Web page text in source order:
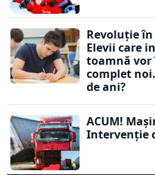
Revoluție
Elevii care
toamnă vor
complet
de ani?
ACUM!
Intervenție